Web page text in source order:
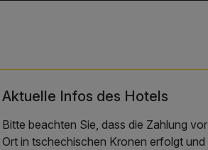
Aktuelle Infos des Hotels
Bitte beachten Sie, dass die Zahlung vor
Ort in tschechischen Kronen erfolgt und